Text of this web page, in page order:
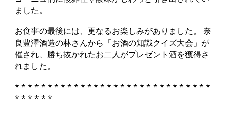
ました。
お食事の最後には、更なるお楽しみがありました。 奈
良豊澤酒造の林さんから「お酒の知識クイズ大会」が
催され、勝ち抜かれたお二人がプレゼント酒を獲得さ
れました。
* * * * * * * * * * * * * * * * * * * * * * * * * * * * * *
* * * * * *